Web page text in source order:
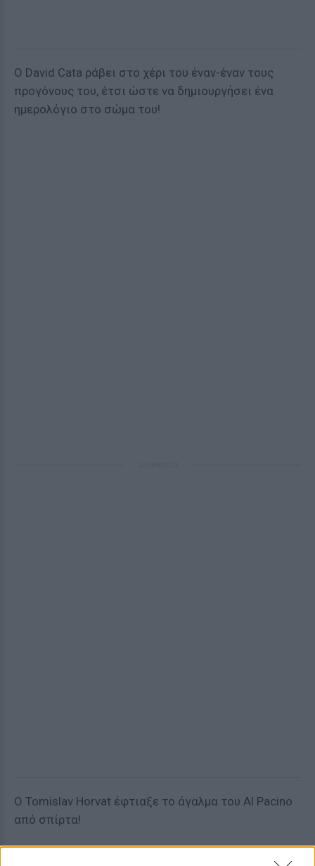
O David Cata ράβει στο χέρι του έναν-έναν τους
προγόνους του, έτσι ώστε να δημιουργήσει ένα
ημερολόγιο στο σώμα του!
O Tomislav Horvat έφτιαξε το άγαλμα του Al Pacino
από σπίρτα!